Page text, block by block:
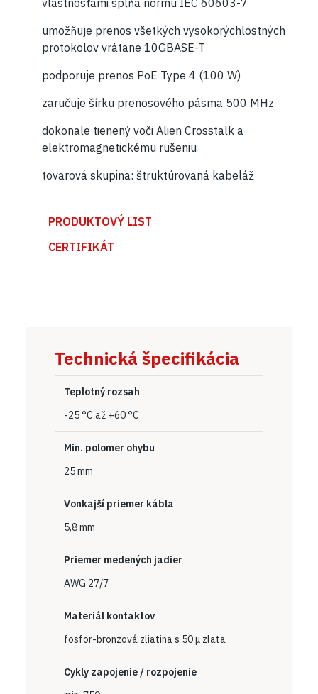
umožňuje prenos všetkých vysokorýchlostných
protokolov vrátane 10GBASE-T
podporuje prenos PoE Type 4 (100 W)
zaručuje šírku prenosového pásma 500 MHz
dokonale tienený voči Alien Crosstalk a
elektromagnetickému rušeniu
tovarová skupina: štruktúrovaná kabeláž
PRODUKTOVÝ LIST
CERTIFIKÁT
Technická špecifikácia
Teplotný rozsah
-25 °C až +60 °C
Min. polomer ohybu
25 mm
Vonkajší priemer kábla
5,8 mm
Priemer medených jadier
AWG 27/7
Materiál kontaktov
fosfor-bronzová zliatina s 50 μ zlata
Cykly zapojenie / rozpojenie